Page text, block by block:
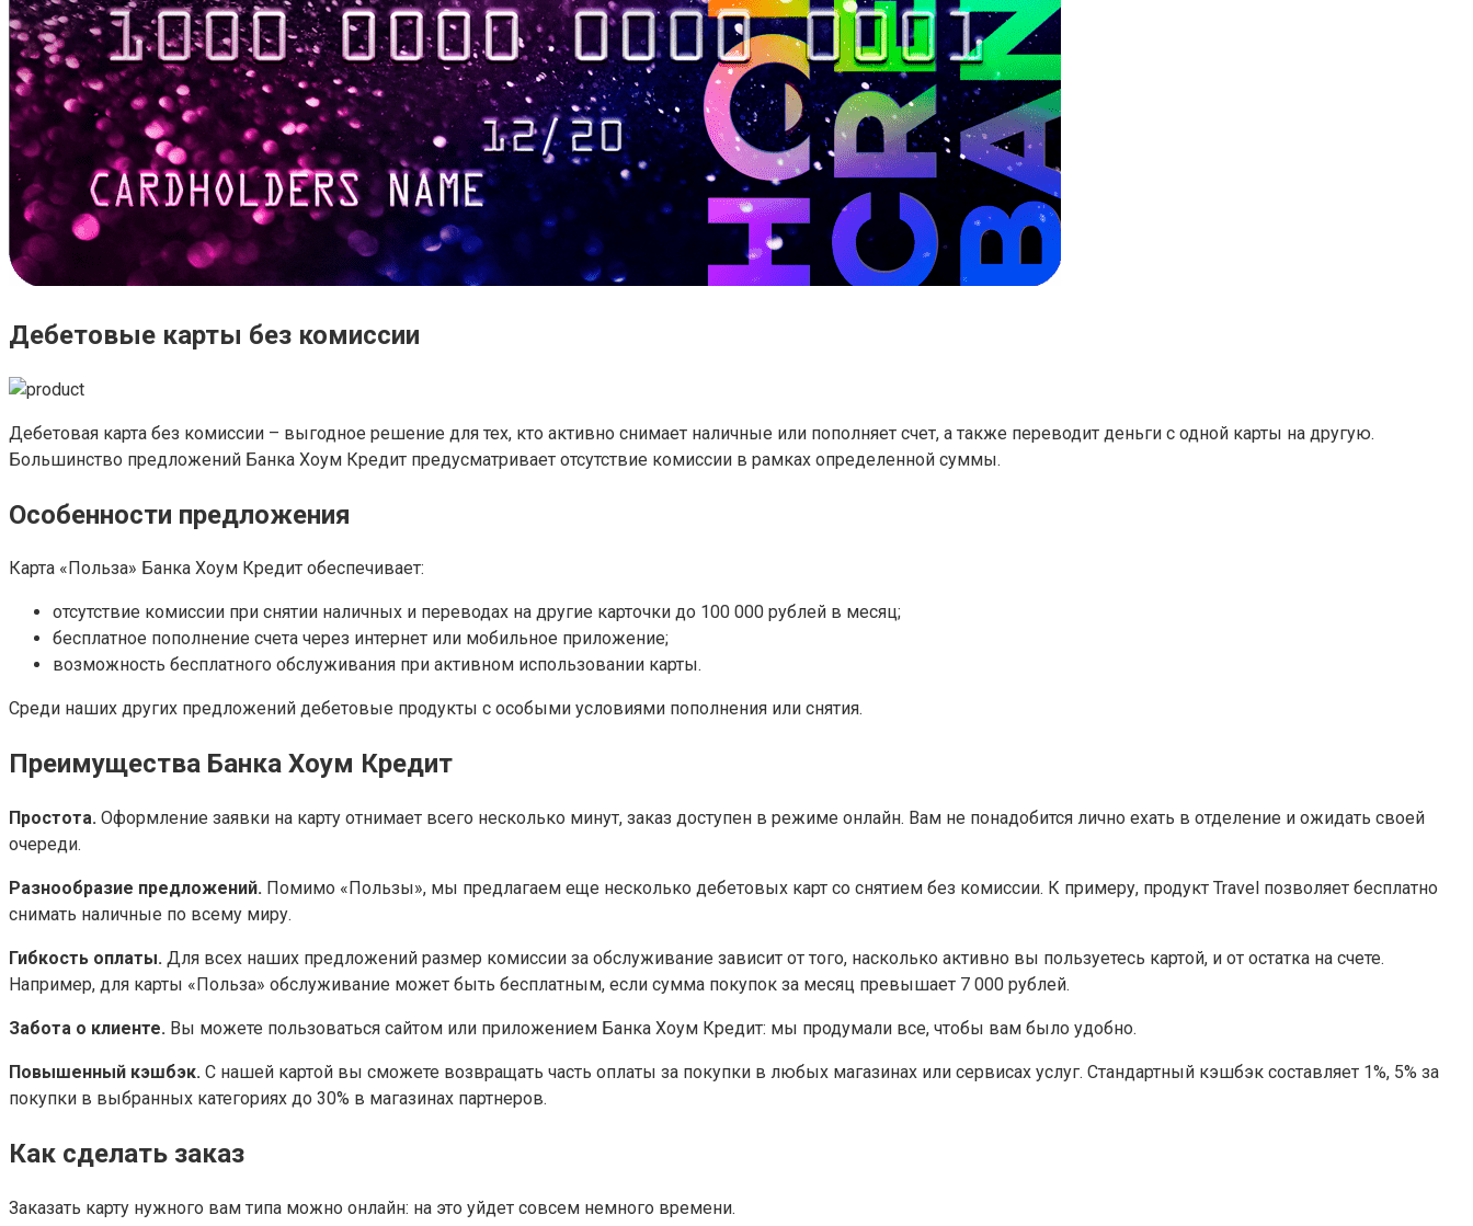
Дебетовые карты без комиссии
Дебетовая карта без комиссии – выгодное решение для тех, кто активно снимает наличные или пополняет счет, а также переводит деньги с одной карты на другую.
Большинство предложений Банка Хоум Кредит предусматривает отсутствие комиссии в рамках определенной суммы.
Особенности предложения
Карта «Польза» Банка Хоум Кредит обеспечивает:
отсутствие комиссии при снятии наличных и переводах на другие карточки до 100 000 рублей в месяц;
бесплатное пополнение счета через интернет или мобильное приложение;
возможность бесплатного обслуживания при активном использовании карты.
Среди наших других предложений дебетовые продукты с особыми условиями пополнения или снятия.
Преимущества Банка Хоум Кредит
Простота. Оформление заявки на карту отнимает всего несколько минут, заказ доступен в режиме онлайн. Вам не понадобится лично ехать в отделение и ожидать своей
очереди.
Разнообразие предложений. Помимо «Пользы», мы предлагаем еще несколько дебетовых карт со снятием без комиссии. К примеру, продукт Travel позволяет бесплатно
снимать наличные по всему миру.
Гибкость оплаты. Для всех наших предложений размер комиссии за обслуживание зависит от того, насколько активно вы пользуетесь картой, и от остатка на счете.
Например, для карты «Польза» обслуживание может быть бесплатным, если сумма покупок за месяц превышает 7 000 рублей.
Забота о клиенте. Вы можете пользоваться сайтом или приложением Банка Хоум Кредит: мы продумали все, чтобы вам было удобно.
Повышенный кэшбэк. С нашей картой вы сможете возвращать часть оплаты за покупки в любых магазинах или сервисах услуг. Стандартный кэшбэк составляет 1%, 5% за
покупки в выбранных категориях до 30% в магазинах партнеров.
Как сделать заказ
Заказать карту нужного вам типа можно онлайн: на это уйдет совсем немного времени.